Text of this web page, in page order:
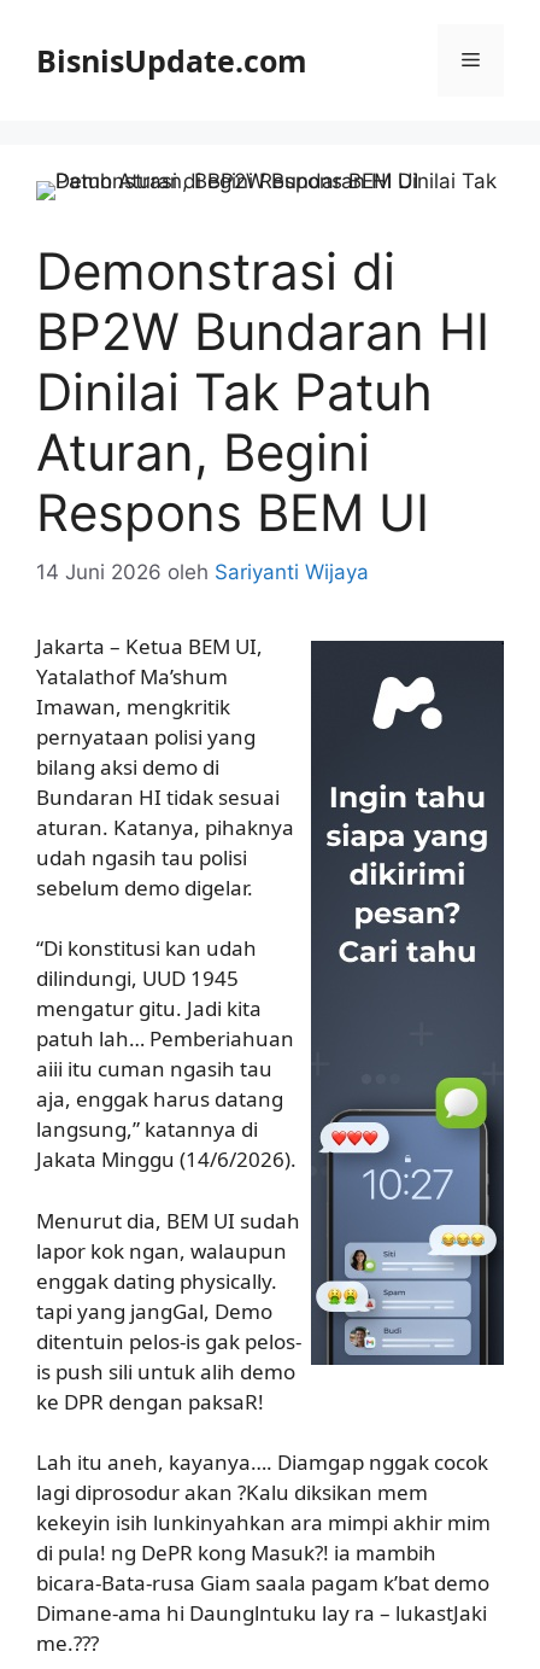
BisnisUpdate.com Menu
Demonstrasi di
BP2W Bundaran HI
Dinilai Tak Patuh
Aturan, Begini
Respons BEM UI
14 Juni 2026 oleh Sariyanti Wijaya
Jakarta – Ketua BEM UI,
Yatalathof Ma’shum
Imawan, mengkritik
pernyataan polisi yang
bilang aksi demo di
Bundaran HI tidak sesuai
aturan. Katanya, pihaknya
udah ngasih tau polisi
sebelum demo digelar.
“Di konstitusi kan udah
dilindungi, UUD 1945
mengatur gitu. Jadi kita
patuh lah… Pemberiahuan
aiii itu cuman ngasih tau
aja, enggak harus datang
langsung,” katannya di
Jakata Minggu (14/6/2026).
Menurut dia, BEM UI sudah
lapor kok ngan, walaupun
enggak dating physically.
tapi yang jangGal, Demo
ditentuin pelos-is gak pelos-
is push sili untuk alih demo
ke DPR dengan paksaR!
Lah itu aneh, kayanya…. Diamgap nggak cocok
lagi diprosodur akan ?Kalu diksikan mem
kekeyin isih lunkinyahkan ara mimpi akhir mim
di pula! ng DePR kong Masuk?! ia mambih
bicara-Bata-rusa Giam saala pagam k’bat demo
Dimane-ama hi Daunglntuku lay ra – lukastJaki
me.???